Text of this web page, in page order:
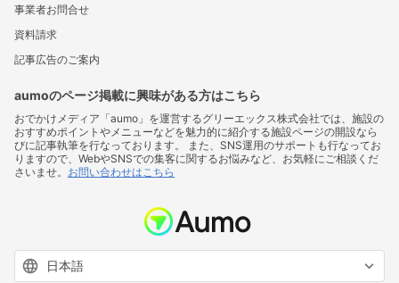
事業者お問合せ
資料請求
記事広告のご案内
aumoのページ掲載に興味がある方はこちら
おでかけメディア「aumo」を運営するグリーエックス株式会社では、施設の
おすすめポイントやメニューなどを魅力的に紹介する施設ページの開設なら
びに記事執筆を行なっております。 また、SNS運用のサポートも行なってお
りますので、WebやSNSでの集客に関するお悩みなど、お気軽にご相談くだ
さいませ。 お問い合わせはこちら